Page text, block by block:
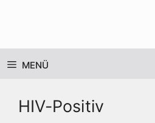
MENÜ
HIV-Positiv